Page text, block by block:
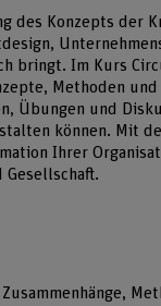
des Konzepts der
bringt. Im Kurs
Methoden
Übungen und
können. Mit
Ihrer
Gesellschaft.